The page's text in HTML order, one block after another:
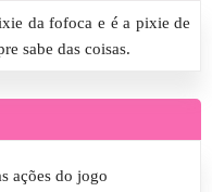
da fofoca e é a pixie de
sabe das coisas.
ações do jogo